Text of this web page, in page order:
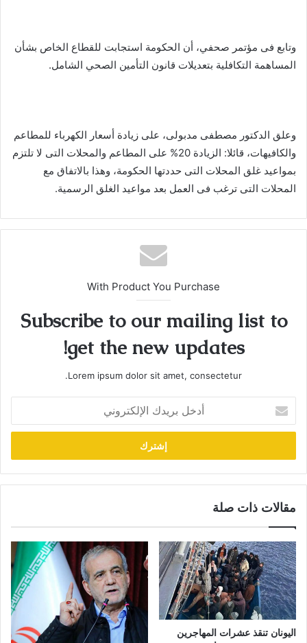
وتابع فى مؤتمر صحفي، أن الحكومة استجابت للقطاع الخاص بشأن
المساهمة التكافلية بتعديلات قانون التأمين الصحي الشامل.
وعلق الدكتور مصطفى مدبولى، على زيادة أسعار الكهرباء للمطاعم
والكافيهات، قائلا: الزيادة 20% على المطاعم والمحلات التى لا تلتزم
بمواعيد غلق المحلات التى حددتها الحكومة، وهذا بالاتفاق مع
المحلات التى ترغب فى العمل بعد مواعيد الغلق الرسمية.
With Product You Purchase
Subscribe to our mailing list to
get the new updates!
Lorem ipsum dolor sit amet, consectetur.
بريدك
الإلكتروني
مقالات ذات صلة
اليونان تنقذ عشرات المهاجرين